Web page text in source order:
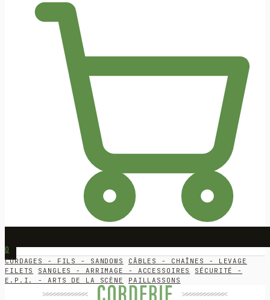
0
CORDAGES - FILS - SANDOWS
CÂBLES - CHAÎNES - LEVAGE
FILETS
SANGLES - ARRIMAGE - ACCESSOIRES
SÉCURITÉ -
E.P.I. - ARTS DE LA SCÈNE
PAILLASSONS